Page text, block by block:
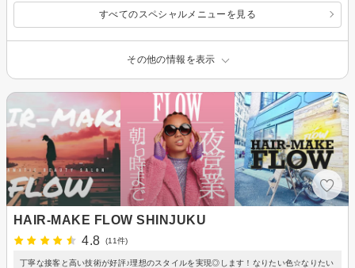
すべてのスペシャルメニューを見る
その他の情報を表示
HAIR-MAKE FLOW SHINJUKU
4.8
(11件)
丁寧な接客と高い技術が好評♪理想のスタイルを実現◎します！なりたい色☆なりたい